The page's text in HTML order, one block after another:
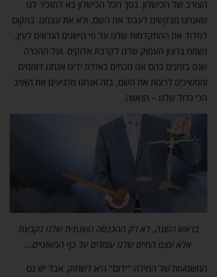
הצורב של הכישלון. בסך הכל הכישלון בא להזכיר לנו
שאנחנו מבקשים לעבוד את השם, ולא את עצמנו. במקום
למדוד את ההתקדמות שלנו על פי הישגים הנראים לעין,
נשמח ברצון העמוק שלנו לקרבת אלוקים. ועל ההכרה
שגם בזמנים בהם אנו נוכחים באזלת ידינו אנחנו דוממים
וממשיכים לרצות את השם, בזה אנחנו מכניעים את האויב
הכי גדול שלנו – הגאווה.
בראש השנה, לא רק ההכנסה השנתית שלנו נקבעת
אלא עצם החיים שלנו עומדים על כף המאזניים…
המשמעות של המילה "ידום" היא לשתוק. אבל יש גם